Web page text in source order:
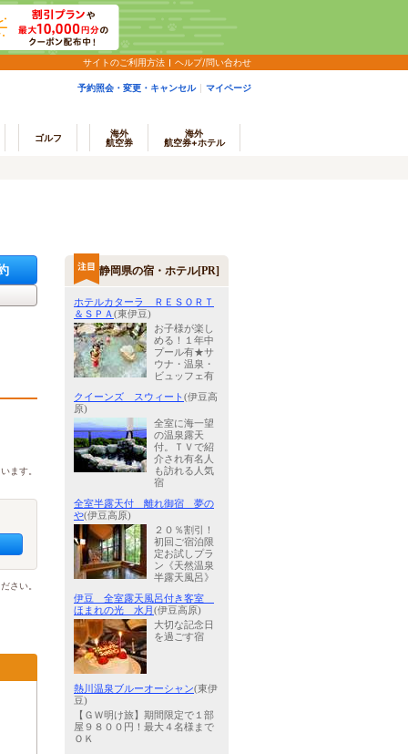
サイトのご利用方法 ヘルプ/問い合わせ
予約照会・変更・キャンセル マイページ
ゴルフ
海外
航空券
海外
航空券+ホテル
ます。
さい。
静岡県の宿・ホテル[PR]
ホテルカターラ ＲＥＳＯＲＴ
＆ＳＰＡ (東伊豆)
お子様が楽し
める！１年中
プール有★サ
ウナ・温泉・
ビュッフェ有
クイーンズ スウィート(伊豆高
原)
全室に海一望
の温泉露天
付。ＴＶで紹
介され有名人
も訪れる人気
宿
全室半露天付 離れ御宿 夢の
や(伊豆高原)
２０％割引！
初回ご宿泊限
定お試しプラ
ン《天然温泉
半露天風呂》
伊豆 全室露天風呂付き客室
ほまれの光 水月 (伊豆高原)
大切な記念日
を過ごす宿
熱川温泉ブルーオーシャン(東伊
豆)
【ＧＷ明け旅】期間限定で１部
屋９８００円！最大４名様まで
ＯＫ